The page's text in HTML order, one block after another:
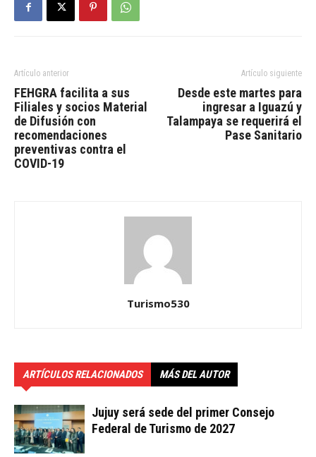
Artículo anterior
FEHGRA facilita a sus
Filiales y socios Material
de Difusión con
recomendaciones
preventivas contra el
COVID-19
Artículo siguiente
Desde este martes para
ingresar a Iguazú y
Talampaya se requerirá el
Pase Sanitario
Turismo530
ARTÍCULOS RELACIONADOS MÁS DEL AUTOR
Jujuy será sede del primer Consejo
Federal de Turismo de 2027